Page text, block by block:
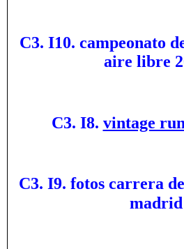
C3. I10. campeonato
aire libre
C3. I8. vintage
C3. I9. fotos carrera
madrid